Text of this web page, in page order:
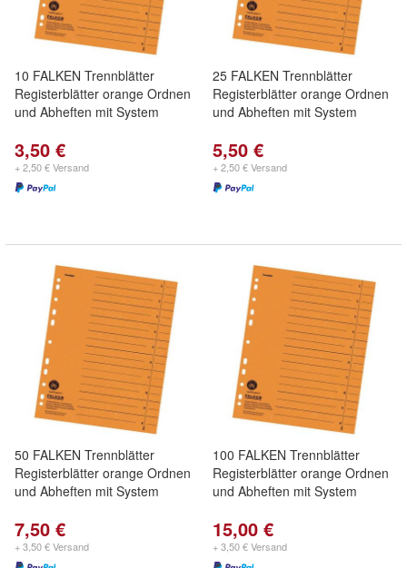
10 FALKEN Trennblätter
Registerblätter orange Ordnen
und Abheften mit System
3,50 €
+ 2,50 € Versand
25 FALKEN Trennblätter
Registerblätter orange Ordnen
und Abheften mit System
5,50 €
+ 2,50 € Versand
50 FALKEN Trennblätter
Registerblätter orange Ordnen
und Abheften mit System
7,50 €
+ 3,50 € Versand
100 FALKEN Trennblätter
Registerblätter orange Ordnen
und Abheften mit System
15,00 €
+ 3,50 € Versand